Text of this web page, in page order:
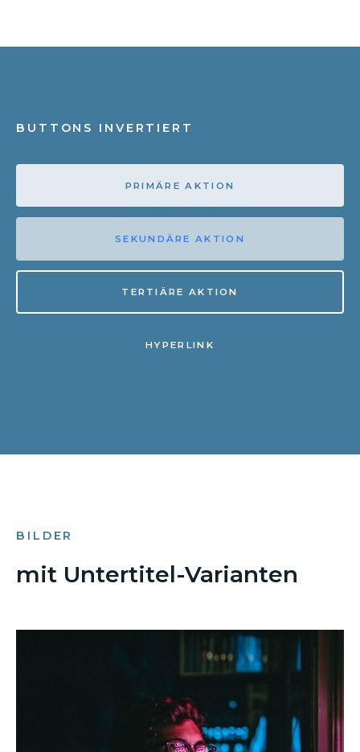
BUTTONS INVERTIERT
PRIMÄRE AKTION
SEKUNDÄRE AKTION
TERTIÄRE AKTION
HYPERLINK
BILDER
mit Untertitel-Varianten